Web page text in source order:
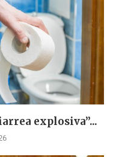
explosiva”...